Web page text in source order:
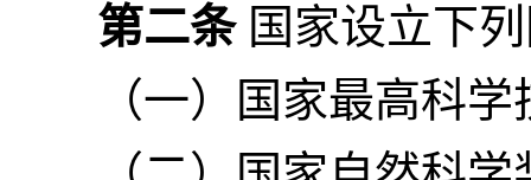
第二条国家设立下
（一）国家最高科